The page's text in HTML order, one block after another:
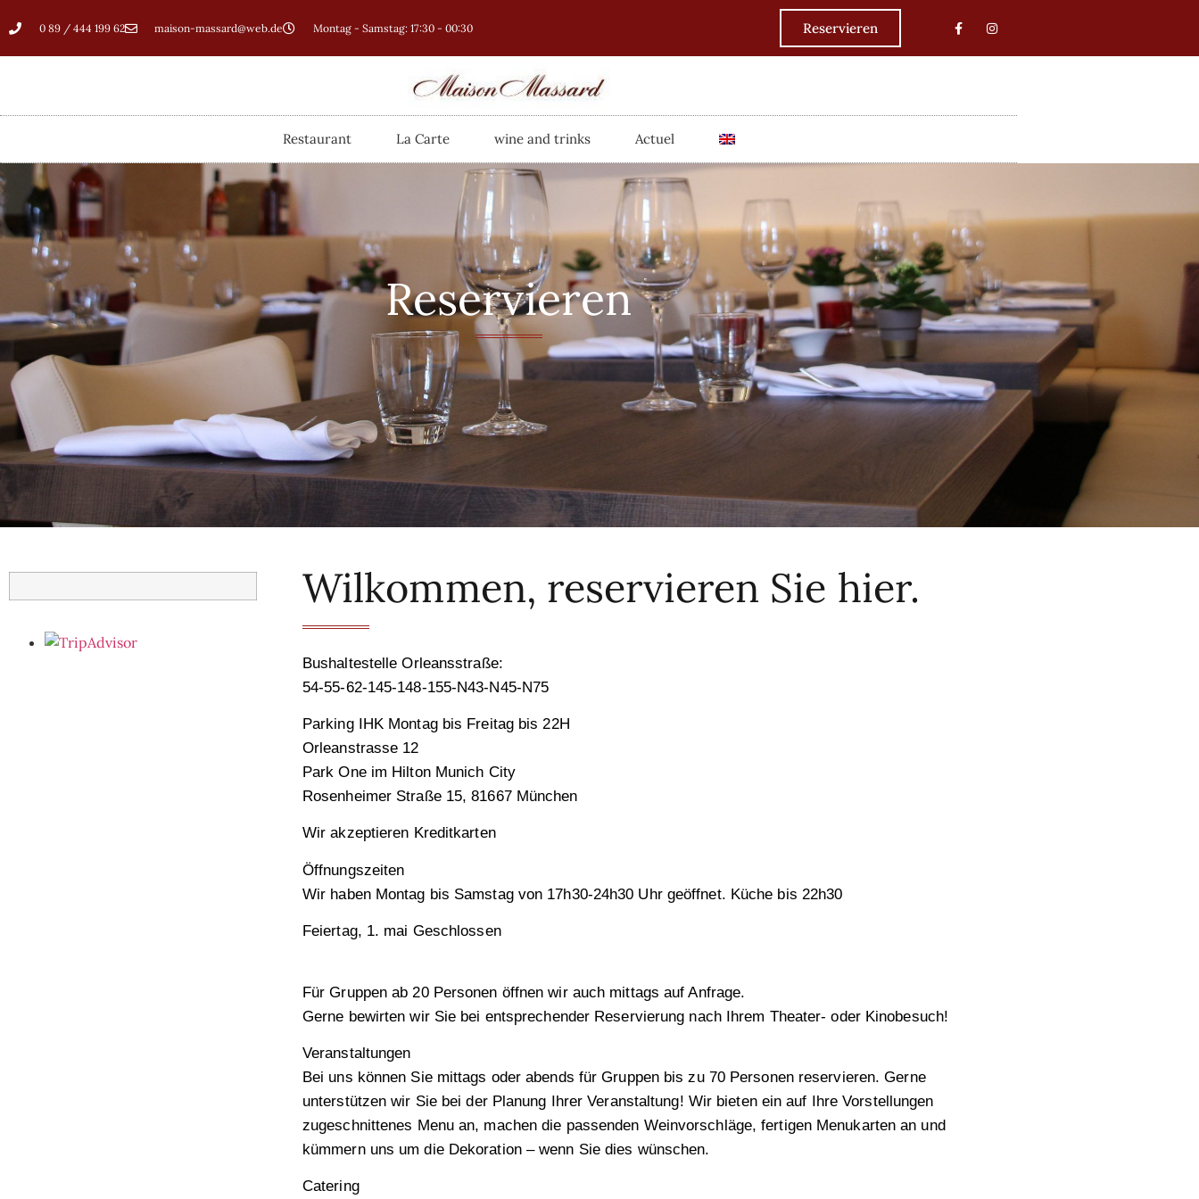
0 89 / 444 199 62 maison-massard@web.de Montag - Samstag: 17:30 - 00:30 Reservieren
Restaurant La Carte wine and trinks Actuel
Reservieren
Wilkommen, reservieren Sie hier.
Bushaltestelle Orleansstraße:
54-55-62-145-148-155-N43-N45-N75
ParkingIHK Montag bis Freitag bis 22H
Orleanstrasse 12
Park One im Hilton Munich City
Rosenheimer Straße 15, 81667 München
Wir akzeptieren Kreditkarten
Öffnungszeiten
Wir haben Montag bis Samstag von 17h30-24h30 Uhr geöffnet. Küche bis 22h30
Feiertag, 1. mai Geschlossen
Für Gruppen ab 20 Personen öffnen wir auch mittags auf Anfrage.
Gerne bewirten wir Sie bei entsprechender Reservierung nach Ihrem Theater- oder Kinobesuch!
Veranstaltungen
Bei uns können Sie mittags oder abends für Gruppen bis zu 70 Personen reservieren. Gerne
unterstützen wir Sie bei der Planung Ihrer Veranstaltung! Wir bieten ein auf Ihre Vorstellungen
zugeschnittenes Menu an, machen die passenden Weinvorschläge, fertigen Menukarten an und
kümmern uns um die Dekoration – wenn Sie dies wünschen.
Catering